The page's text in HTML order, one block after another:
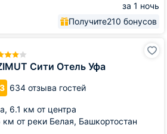
за 1 ночь
Получите210 бонусов
Сити Отель Уфа
634 отзыва гостей
6.1 км от центра
км от реки Белая, Башкортостан